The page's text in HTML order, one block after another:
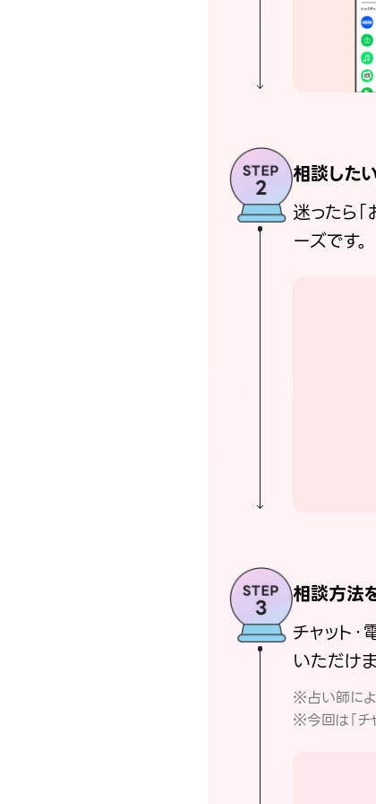
相談した
迷ったら
ーズです。
相談方法
チャット
いただけま
※占い師に
※今回は「チ